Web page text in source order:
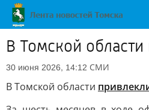
В Томской
30 июня 2026, 14:12 СМИ
В Томской области